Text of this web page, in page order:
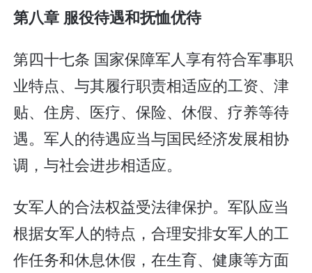
第八章 服役待遇和抚恤优待
第四十七条 国家保障军人享有符合军事职
业特点、与其履行职责相适应的工资、津
贴、住房、医疗、保险、休假、疗养等待
遇。军人的待遇应当与国民经济发展相协
调，与社会进步相适应。
女军人的合法权益受法律保护。军队应当
根据女军人的特点，合理安排女军人的工
作任务和休息休假，在生育、健康等方面